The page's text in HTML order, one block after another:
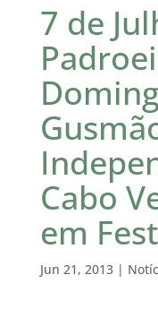
7 de
Cabo
em
Jun 21, 2013|